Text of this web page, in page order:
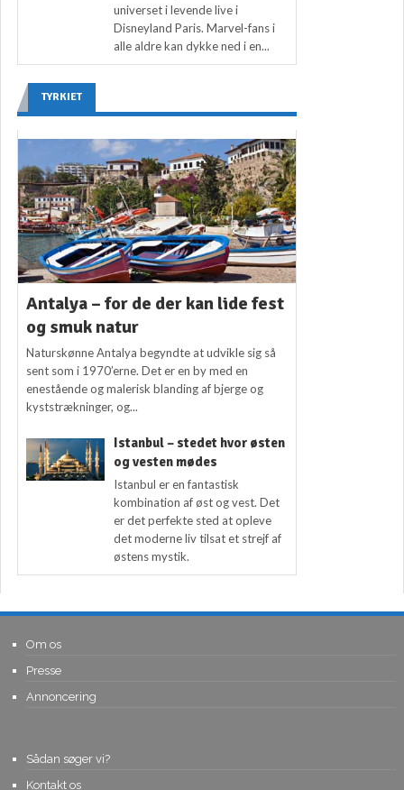
universet i levende live i
Disneyland Paris. Marvel-fans i
alle aldre kan dykke ned i en...
TYRKIET
Antalya – for de der kan lide fest
og smuk natur
Naturskønne Antalya begyndte at udvikle sig så
sent som i 1970’erne. Det er en by med en
enestående og malerisk blanding af bjerge og
kyststrækninger, og...
Istanbul – stedet hvor østen
og vesten mødes
Istanbul er en fantastisk
kombination af øst og vest. Det
er det perfekte sted at opleve
det moderne liv tilsat et strejf af
østens mystik.
Om os
Presse
Annoncering
Sådan søger vi?
Kontakt os